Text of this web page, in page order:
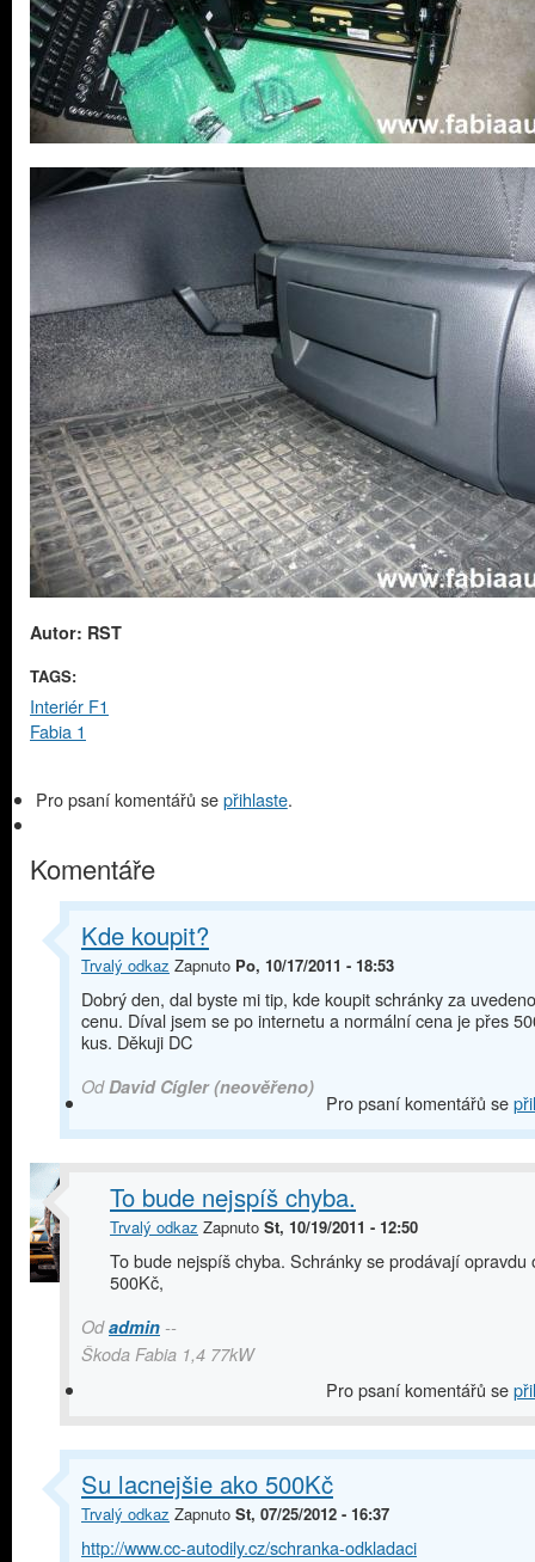
Autor: RST
TAGS:
Interiér F1
Fabia 1
Pro psaní komentářů sepřihlaste.
Komentáře
Kde koupit?
Trvalý odkaz Zapnuto Po, 10/17/2011 - 18:53
Dobrý den, dal byste mi tip, kde koupit schránky za
cenu. Díval jsem se po internetu a normální cena je přes
kus. Děkuji DC
OdDavid Cígler (neověřeno)
Pro psaní komentářů se
To bude nejspíš chyba.
Trvalý odkaz Zapnuto St, 10/19/2011 - 12:50
To bude nejspíš chyba. Schránky se prodávají opravdu
500Kč,
Odadmin --
Škoda Fabia 1,4 77kW
Pro psaní komentářů se
Su lacnejšie ako 500Kč
Trvalý odkaz Zapnuto St, 07/25/2012 - 16:37
http://www.cc-autodily.cz/schranka-odkladaci